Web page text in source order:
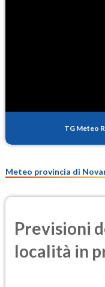
PM25
TG Meteo
Meteo provincia di
Previsioni
località in